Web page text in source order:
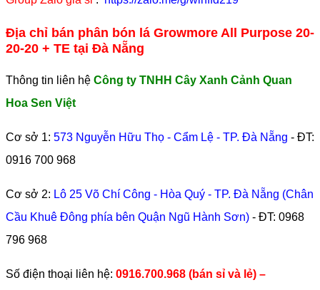
Địa chỉ bán phân bón lá Growmore All Purpose 20-
20-20 + TE tại Đà Nẵng
Thông tin liên hệ Công ty TNHH Cây Xanh Cảnh Quan
Hoa Sen Việt
Cơ sở 1: 573 Nguyễn Hữu Thọ - Cẩm Lệ - TP. Đà Nẵng - ĐT:
0916 700 968
Cơ sở 2: Lô 25 Võ Chí Công - Hòa Quý - TP. Đà Nẵng (Chân
Cầu Khuê Đông phía bên Quận Ngũ Hành Sơn) - ĐT: 0968
796 968
​Số điện thoại liên hệ: 0916.700.968 (bán sỉ và lẻ) –